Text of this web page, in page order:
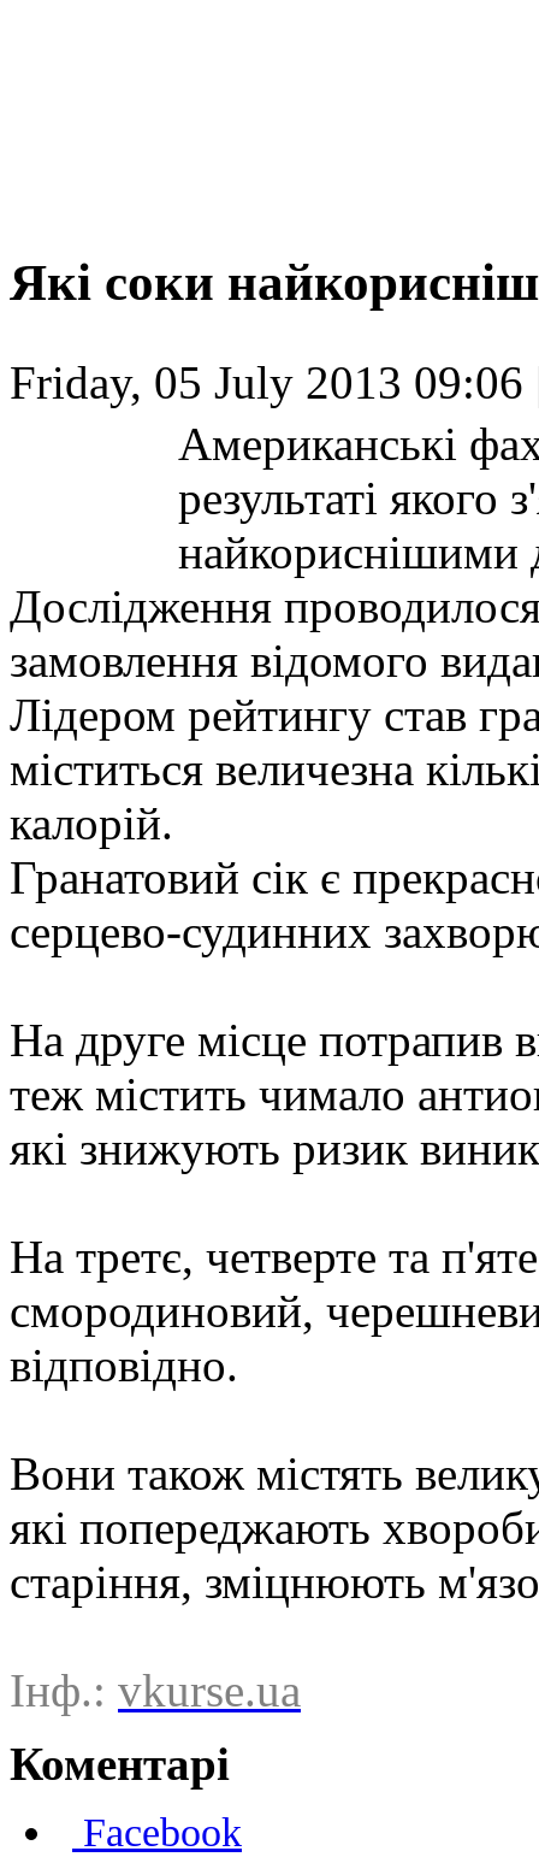
Які соки
Friday, 05 July 2013
Американські
результаті якого
найкориснішими
Дослідження
замовлення відомого
Лідером рейтингу став
міститься величезна
калорій.
Гранатовий сік є
серцево-судинних
На друге місце потрапив
теж містить чимало
які знижують ризик
На третє, четверте та
смородиновий,
відповідно.
Вони також містять
які попереджають
старіння, зміцнюють
Інф.: vkurse.ua
Коментарі
Facebook